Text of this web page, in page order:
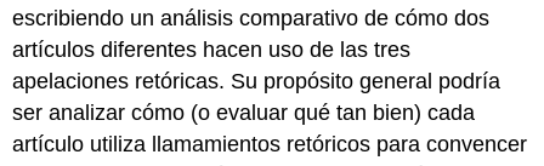
escribiendo un análisis comparativo de cómo dos
artículos diferentes hacen uso de las tres
apelaciones retóricas. Su propósito general podría
ser analizar cómo (o evaluar qué tan bien) cada
artículo utiliza llamamientos retóricos para convencer